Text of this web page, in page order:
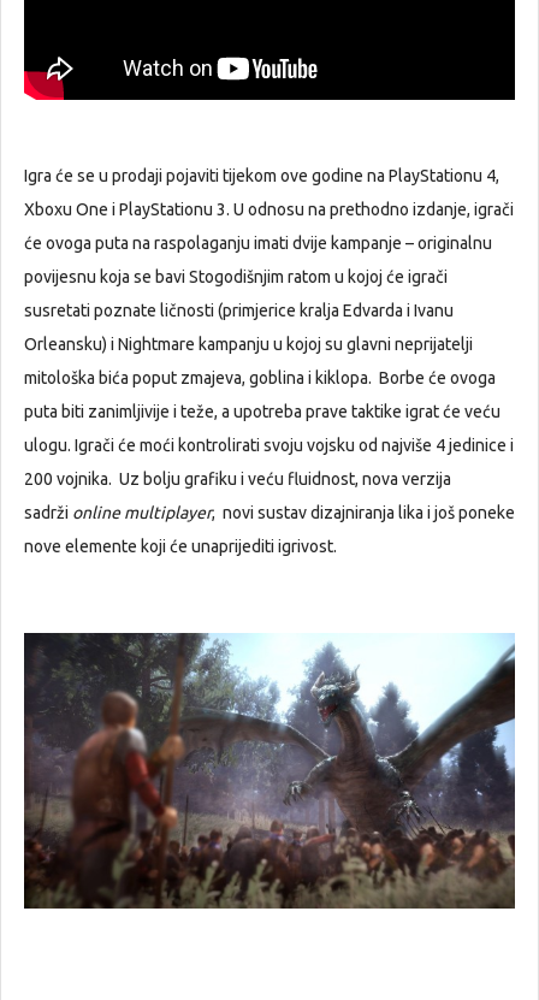
Igra će se u prodaji pojaviti tijekom ove godine na PlayStationu 4,
Xboxu One i PlayStationu 3. U odnosu na prethodno izdanje, igrači
će ovoga puta na raspolaganju imati dvije kampanje – originalnu
povijesnu koja se bavi Stogodišnjim ratom u kojoj će igrači
susretati poznate ličnosti (primjerice kralja Edvarda i Ivanu
Orleansku) i Nightmare kampanju u kojoj su glavni neprijatelji
mitološka bića poput zmajeva, goblina i kiklopa. Borbe će ovoga
puta biti zanimljivije i teže, a upotreba prave taktike igrat će veću
ulogu. Igrači će moći kontrolirati svoju vojsku od najviše 4 jedinice i
200 vojnika. Uz bolju grafiku i veću fluidnost, nova verzija
sadrži online multiplayer, novi sustav dizajniranja lika i još poneke
nove elemente koji će unaprijediti igrivost.